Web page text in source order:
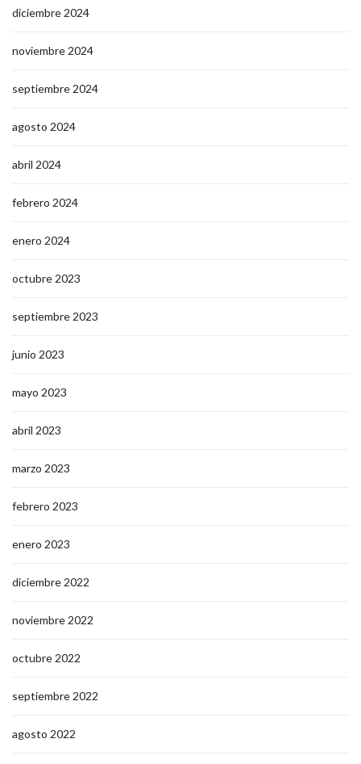
diciembre 2024
noviembre 2024
septiembre 2024
agosto 2024
abril 2024
febrero 2024
enero 2024
octubre 2023
septiembre 2023
junio 2023
mayo 2023
abril 2023
marzo 2023
febrero 2023
enero 2023
diciembre 2022
noviembre 2022
octubre 2022
septiembre 2022
agosto 2022